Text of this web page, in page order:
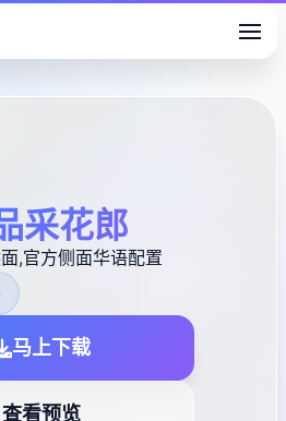
采花郎
,官方侧面华语配置
马上下载
查看预览